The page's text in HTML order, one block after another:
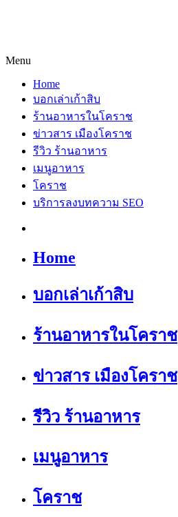
Menu
Home
บอกเล่าเก้าสิบ
ร้านอาหารในโคราช
ข่าวสาร เมืองโคราช
รีวิว ร้านอาหาร
เมนูอาหาร
โคราช
บริการลงบทความ SEO
Home
บอกเล่าเก้าสิบ
ร้านอาหารในโคราช
ข่าวสาร เมืองโคราช
รีวิว ร้านอาหาร
เมนูอาหาร
โคราช